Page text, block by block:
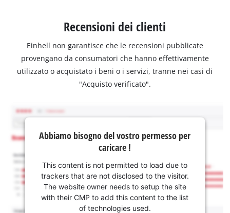
Recensioni dei clienti
Einhell non garantisce che le recensioni pubblicate
provengano da consumatori che hanno effettivamente
utilizzato o acquistato i beni o i servizi, tranne nei casi di
"Acquisto verificato".
Abbiamo bisogno del vostro permesso per
caricare !
This content is not permitted to load due to
trackers that are not disclosed to the visitor.
The website owner needs to setup the site
with their CMP to add this content to the list
of technologies used.